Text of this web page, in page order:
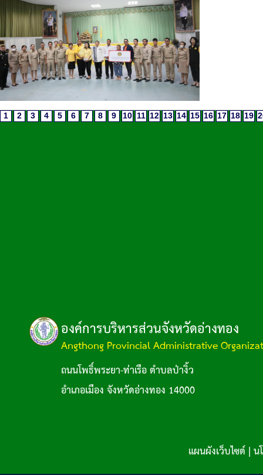
1 2 3 4 5 6 7 8 9 10 11 12 13 14 15 16 17 18 19
องค์การบริหารส่วนจังหวัดอ่างทอง
Angthong Provincial Administrative
ถนนโพธิ์พระยา-ท่าเรือ ตำบลป่างิ้ว
อำเภอเมือง จังหวัดอ่างทอง 14000
แผนผังเว็บไซต์|น